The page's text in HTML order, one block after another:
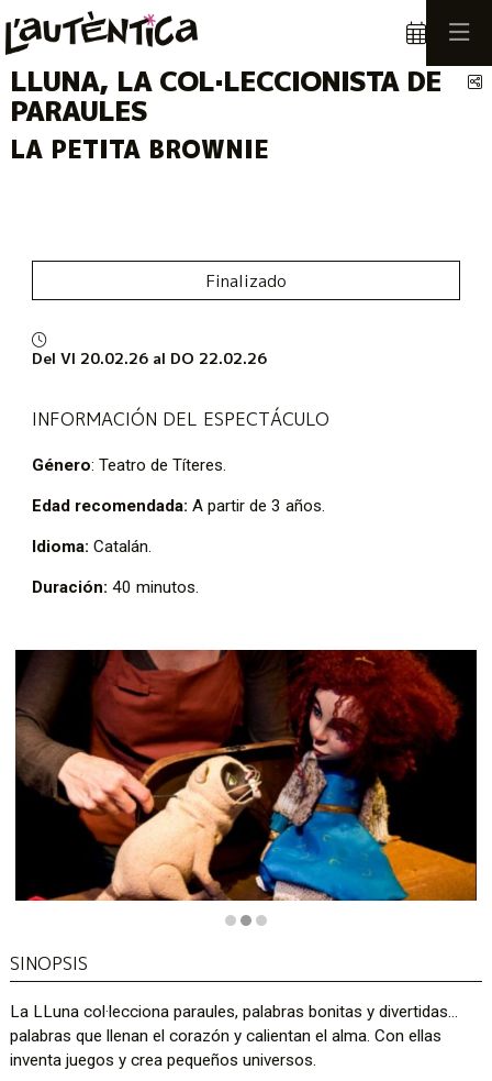
LLUNA, LA COL·LECCIONISTA DE
PARAULES
LA PETITA BROWNIE
Finalizado
Del VI 20.02.26 al DO 22.02.26
INFORMACIÓN DEL ESPECTÁCULO
Género: Teatro de Títeres.
Edad recomendada:A partir de 3 años.
Idioma: Catalán.
Duración: 40 minutos.
SINOPSIS
La LLuna col·lecciona paraules, palabras bonitas y divertidas…
palabras que llenan el corazón y calientan el alma. Con ellas
inventa juegos y crea pequeños universos.